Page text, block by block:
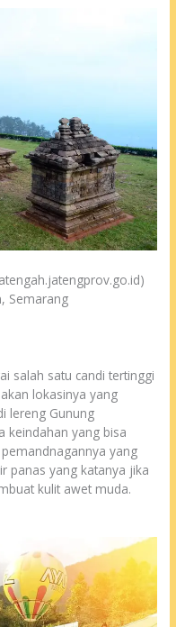
Semarang
salah satu candi tertinggi
lokasinya yang
lereng Gunung
keindahan yang bisa
yang
panas yang katanya jika
kulit awet muda.